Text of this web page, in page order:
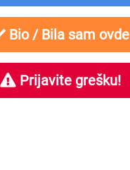
Bio / Bila sam ovde
Prijavite grešku!